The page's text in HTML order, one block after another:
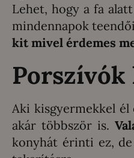
Lehet, hogy a fa
mindennapok
kit mivel érdemes
Aki kisgyermekkel él
akár többször is.
konyhát érinti ez,